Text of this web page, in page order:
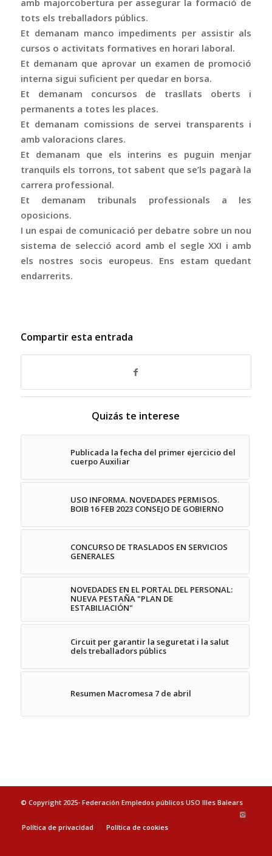
tots els treballadors públics.
Et demanam manco impediments per assistir als
cursos o activitats formatives en horari laboral.
Et demanam que aprovar un examen de promoció
interna sigui suficient per quedar en borsa.
Et demanam concursos de trasllats oberts i
permanents a totes les places.
Et demanam comissions de servei transparents i
amb valoracions clares.
Et demanam que els interins es puguin menjar
tranquils els torrons, tot sabent que se’ls pagarà la
carrera professional.
Et demanam tribunals professionals a les
oposicions.
I un espai de comunicació per debatre sobre un nou
sistema de selecció acord amb el segle XXI i amb
els nostres socis europeus. Ens estam quedant
endarrerits.
Compartir esta entrada
Quizás te interese
Publicada la fecha del primer ejercicio del
cuerpo Auxiliar
USO INFORMA. NOVEDADES PERMISOS.
BOIB 16 FEB 2023 CONSEJO DE GOBIERNO
CONCURSO DE TRASLADOS EN SERVICIOS
GENERALES
NOVEDADES EN EL PORTAL DEL PERSONAL:
NUEVA PESTAÑA "PLAN DE
ESTABILIACIÓN"
Circuit per garantir la seguretat i la salut
dels treballadors públics
Resumen Macromesa 7 de abril
© Copyright 2025- Federación Empledos públicos USO Illes Balears
Política de privacidad Política de cookies